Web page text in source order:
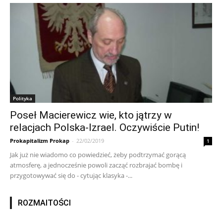
Polityka
Poseł Macierewicz wie, kto jątrzy w
relacjach Polska-Izrael. Oczywiście Putin!
Prokapitalizm Prokap - 22/02/2019 1
Jak już nie wiadomo co powiedzieć, żeby podtrzymać gorącą
atmosferę, a jednocześnie powoli zacząć rozbrajać bombę i
przygotowywać się do - cytując klasyka -...
ROZMAITOŚCI